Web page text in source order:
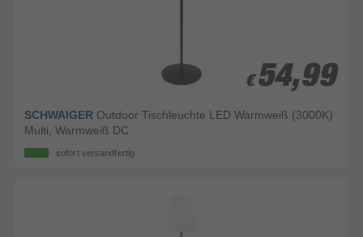
€ 54,99
€ 54,99
SCHWAIGER Outdoor Tischleuchte LED Warmweiß (3000K)
Multi, Warmweiß DC
sofort versandfertig